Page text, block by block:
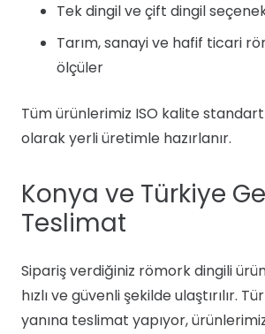
Tek dingil ve çift dingil
Tarım, sanayi ve hafif ticari
ölçüler
Tüm ürünlerimiz ISO kalite
olarak yerli üretimle hazırlanır.
Konya ve Türkiye
Teslimat
Sipariş verdiğiniz römork dingili
hızlı ve güvenli şekilde ulaştırılır.
yanına teslimat yapıyor,